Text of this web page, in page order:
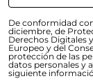
De conformidad
diciembre, de
Derechos Digitales
Europeo y del
protección de las
datos personales y
siguiente